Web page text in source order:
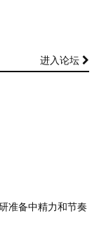
进入论坛
准备中精力和节奏